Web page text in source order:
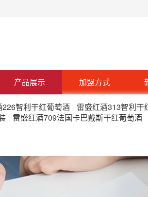
产品展示 加盟方式
智利干红葡萄酒 雷盛红酒313智利干
雷盛红酒709法国卡巴戴斯干红葡萄酒